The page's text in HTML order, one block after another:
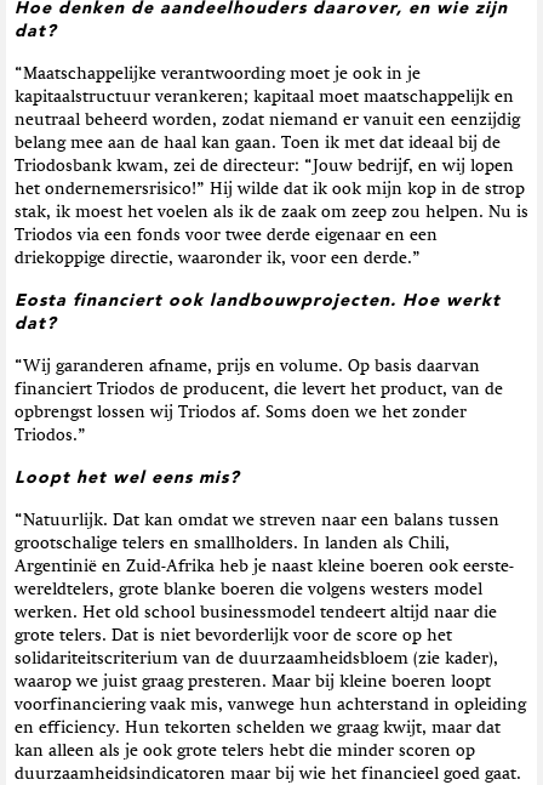
Hoe denken de aandeelhouders daarover, en wie zijn
dat?
“Maatschappelijke verantwoording moet je ook in je
kapitaalstructuur verankeren; kapitaal moet maatschappelijk en
neutraal beheerd worden, zodat niemand er vanuit een eenzijdig
belang mee aan de haal kan gaan. Toen ik met dat ideaal bij de
Triodosbank kwam, zei de directeur: “Jouw bedrijf, en wij lopen
het ondernemersrisico!” Hij wilde dat ik ook mijn kop in de strop
stak, ik moest het voelen als ik de zaak om zeep zou helpen. Nu is
Triodos via een fonds voor twee derde eigenaar en een
driekoppige directie, waaronder ik, voor een derde.”
Eosta financiert ook landbouwprojecten. Hoe werkt
dat?
“Wij garanderen afname, prijs en volume. Op basis daarvan
financiert Triodos de producent, die levert het product, van de
opbrengst lossen wij Triodos af. Soms doen we het zonder
Triodos.”
Loopt het wel eens mis?
“Natuurlijk. Dat kan omdat we streven naar een balans tussen
grootschalige telers en smallholders. In landen als Chili,
Argentinië en Zuid-Afrika heb je naast kleine boeren ook eerste-
wereldtelers, grote blanke boeren die volgens westers model
werken. Het old school businessmodel tendeert altijd naar die
grote telers. Dat is niet bevorderlijk voor de score op het
solidariteitscriterium van de duurzaamheidsbloem (zie kader),
waarop we juist graag presteren. Maar bij kleine boeren loopt
voorfinanciering vaak mis, vanwege hun achterstand in opleiding
en efficiency. Hun tekorten schelden we graag kwijt, maar dat
kan alleen als je ook grote telers hebt die minder scoren op
duurzaamheidsindicatoren maar bij wie het financieel goed gaat.